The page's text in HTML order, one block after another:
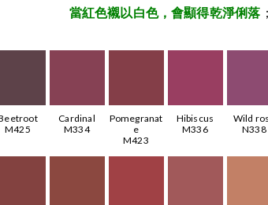
當紅色襯以白色，會顯得乾淨俐落
M425
Cardinal
M334
Pomegranat
e
M423
Hibiscus
M336
Wild
N338